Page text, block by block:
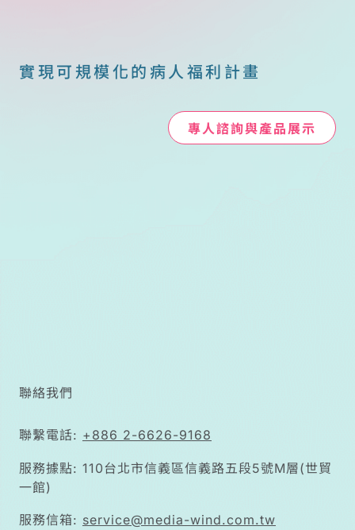
實現可規模化的病人福利計畫
專人諮詢與產品展示
聯絡我們
聯繫電話: +886 2-6626-9168
服務據點: 110台北市信義區信義路五段5號M層(世貿
一館)
服務信箱: service@media-wind.com.tw